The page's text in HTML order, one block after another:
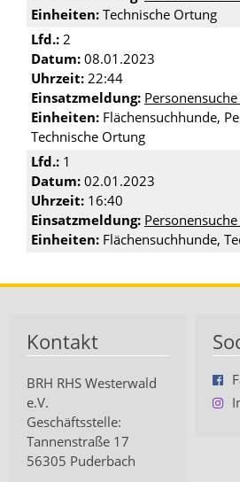
Einheiten: Technische Ortung
Lfd.: 2
Datum: 08.01.2023
Uhrzeit: 22:44
Einsatzmeldung:
Einheiten: Flächensuchhunde,
Technische Ortung
Lfd.: 1
Datum: 02.01.2023
Uhrzeit: 16:40
Einsatzmeldung:
Einheiten: Flächensuchhunde,
Kontakt
BRH RHS Westerwald
e.V.
Geschäftsstelle:
Tannenstraße 17
56305 Puderbach